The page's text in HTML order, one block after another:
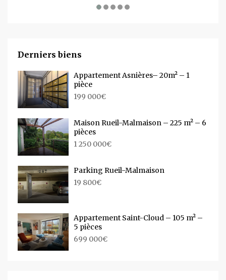
Derniers biens
Appartement Asnières– 20m² – 1
pièce
199 000€
Maison Rueil-Malmaison – 225 m² – 6
pièces
1 250 000€
Parking Rueil-Malmaison
19 800€
Appartement Saint-Cloud – 105 m² –
5 pièces
699 000€